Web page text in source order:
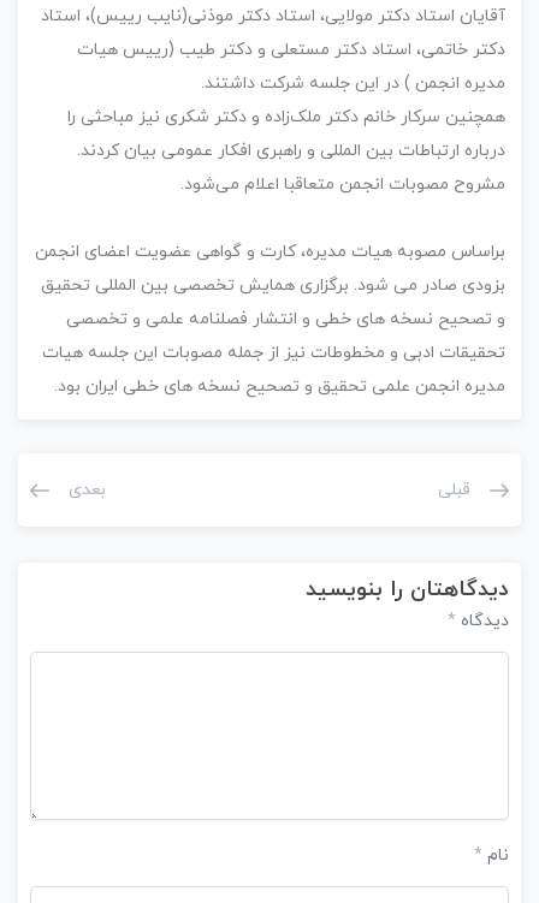
آقایان استاد دکتر مولایی، استاد دکتر موذنی(نایب رییس)، استاد
دکتر خاتمی، استاد دکتر مستعلی و دکتر طیب (رییس هیات
مدیره انجمن ) در این جلسه شرکت داشتند.
همچنین سرکار خانم دکتر ملک‌زاده و دکتر شکری نیز مباحثی را
درباره ارتباطات بین المللی و راهبری افکار عمومی بیان کردند.
مشروح مصوبات انجمن متعاقبا اعلام می‌شود.
براساس مصوبه هیات مدیره، کارت و گواهی عضویت اعضای انجمن
بزودی صادر می شود. برگزاری همایش تخصصی بین المللی تحقیق
و تصحیح نسخه های خطی و انتشار فصلنامه علمی و تخصصی
تحقیقات ادبی و مخطوطات نیز از جمله مصوبات این جلسه هیات
مدیره انجمن علمی تحقیق و تصحیح نسخه های خطی ایران بود.
قبلی بعدی
دیدگاهتان را بنویسید
دیدگاه *
نام *